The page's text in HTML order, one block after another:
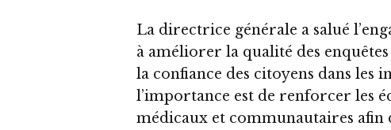
La directrice générale a salué
à améliorer la qualité des
la confiance des citoyens dans les
l’importance est de renforcer les
médicaux et communautaires afin